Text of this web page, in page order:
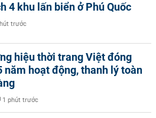
4 khu lấn biển ở Phú Quốc
trước
hiệu thời trang Việt đóng
năm hoạt động, thanh lý toàn
1 phút trước